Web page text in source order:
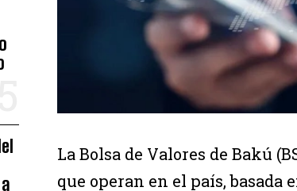
La Bolsa de Valores de Bakú
que operan en el país,